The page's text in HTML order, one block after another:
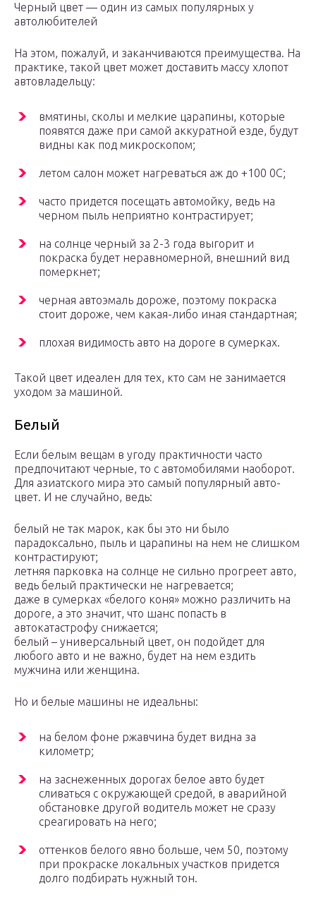
Черный цвет — один из самых популярных у
автолюбителей
На этом, пожалуй, и заканчиваются преимущества. На
практике, такой цвет может доставить массу хлопот
автовладельцу:
вмятины, сколы и мелкие царапины, которые
появятся даже при самой аккуратной езде, будут
видны как под микроскопом;
летом салон может нагреваться аж до +100 0С;
часто придется посещать автомойку, ведь на
черном пыль неприятно контрастирует;
на солнце черный за 2-3 года выгорит и
покраска будет неравномерной, внешний вид
померкнет;
черная автоэмаль дороже, поэтому покраска
стоит дороже, чем какая-либо иная стандартная;
плохая видимость авто на дороге в сумерках.
Такой цвет идеален для тех, кто сам не занимается
уходом за машиной.
Белый
Если белым вещам в угоду практичности часто
предпочитают черные, то с автомобилями наоборот.
Для азиатского мира это самый популярный авто-
цвет. И не случайно, ведь:
белый не так марок, как бы это ни было
парадоксально, пыль и царапины на нем не слишком
контрастируют;
летняя парковка на солнце не сильно прогреет авто,
ведь белый практически не нагревается;
даже в сумерках «белого коня» можно различить на
дороге, а это значит, что шанс попасть в
автокатастрофу снижается;
белый – универсальный цвет, он подойдет для
любого авто и не важно, будет на нем ездить
мужчина или женщина.
Но и белые машины не идеальны:
на белом фоне ржавчина будет видна за
километр;
на заснеженных дорогах белое авто будет
сливаться с окружающей средой, в аварийной
обстановке другой водитель может не сразу
среагировать на него;
оттенков белого явно больше, чем 50, поэтому
при прокраске локальных участков придется
долго подбирать нужный тон.